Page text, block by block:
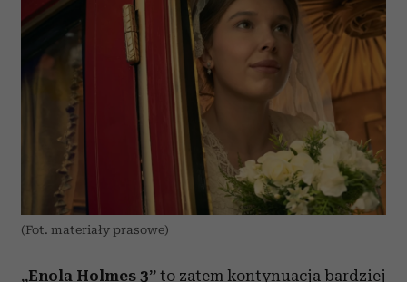
(Fot. materiały prasowe)
„Enola Holmes 3” to zatem kontynuacja bardziej